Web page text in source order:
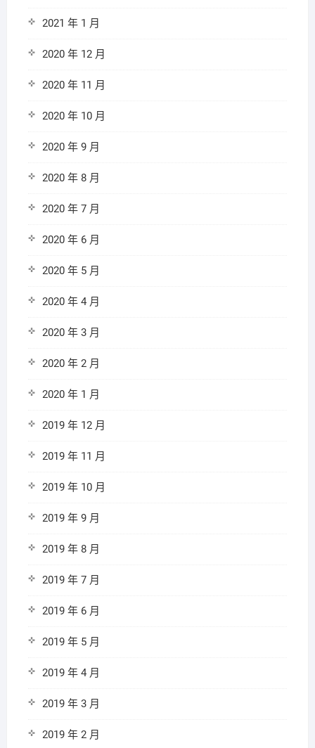
2021 年 1 月
2020 年 12 月
2020 年 11 月
2020 年 10 月
2020 年 9 月
2020 年 8 月
2020 年 7 月
2020 年 6 月
2020 年 5 月
2020 年 4 月
2020 年 3 月
2020 年 2 月
2020 年 1 月
2019 年 12 月
2019 年 11 月
2019 年 10 月
2019 年 9 月
2019 年 8 月
2019 年 7 月
2019 年 6 月
2019 年 5 月
2019 年 4 月
2019 年 3 月
2019 年 2 月